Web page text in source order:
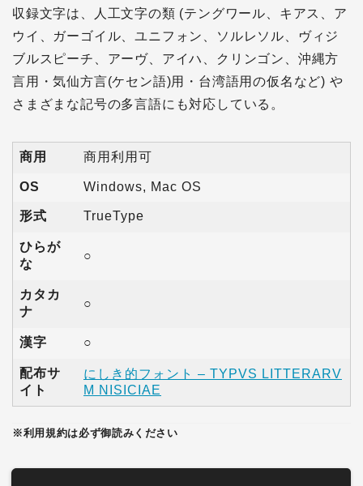
収録文字は、人工文字の類 (テングワール、キアス、ア
ウイ、ガーゴイル、ユニフォン、ソルレソル、ヴィジ
ブルスピーチ、アーヴ、アイハ、クリンゴン、沖縄方
言用・気仙方言(ケセン語)用・台湾語用の仮名など) や
さまざまな記号の多言語にも対応している。
商用 商用利用可
OS Windows, Mac OS
形式 TrueType
ひらが
な
○
カタカ
ナ
○
漢字 ○
配布サ
イト
にしき的フォント – TYPVS LITTERARV
M NISICIAE
※利用規約は必ず御読みください